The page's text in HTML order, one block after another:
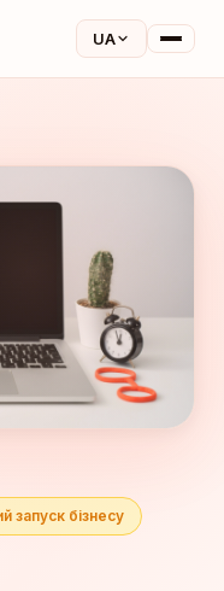
UA
запуск бізнесу